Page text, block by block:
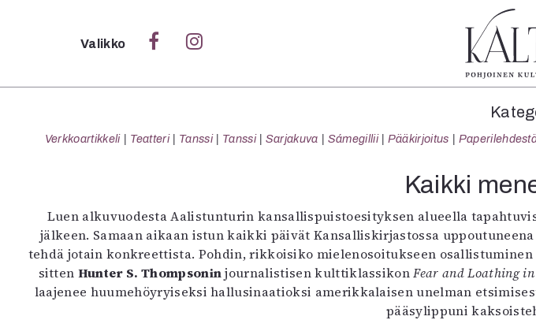
Sulje
Verkkoartikkeli
Sarjakuva
Sámegillii
Pääkirjoitus
Paperilehdestä
Oulu2026
Näyttelyt
4/
6/
5/2025
5/
Valikko
Verkkoartikkeli Teatteri Tanssi Tanssi Sarjakuva Sámegillii Pääkirjoitus
Kaikki
Luen alkuvuodesta Aalistunturin kansallispuistoesityksen alueella
jälkeen. Samaan aikaan istun kaikki päivät Kansalliskirjastossa
tehdä jotain konkreettista. Pohdin, rikkoisiko mielenosoitukseen
sitten Hunter S. Thompsoninjournalistisen kulttiklassikonFear and Loathing in
laajenee huumehöyryiseksi hallusinaatioksi amerikkalaisen unelman
pääsylippuni